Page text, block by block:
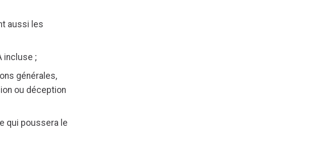
aussi les
incluse ;
générales,
ou déception
qui poussera le